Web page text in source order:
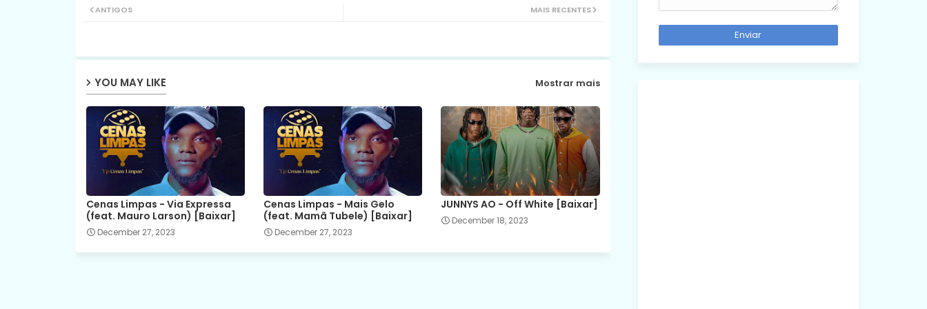
MAIS RECENTES
ANTIGOS
YOU MAY LIKE Mostrar mais
Cenas Limpas - Via Expressa
(feat. Mauro Larson) [Baixar]
December 27, 2023
Cenas Limpas - Mais Gelo
(feat. Mamã Tubele) [Baixar]
December 27, 2023
JUNNYS AO - Off White [Baixar]
December 18, 2023